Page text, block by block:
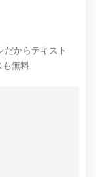
だからテキスト
も無料